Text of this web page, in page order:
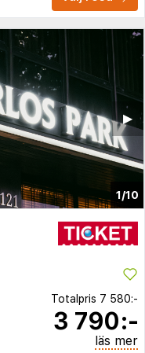
1/10
▶︎
Totalpris 7 580:-
3 790:-
läs mer